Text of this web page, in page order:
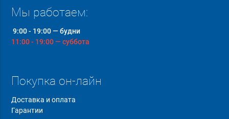
Мы работаем:
9:00 - 19:00 — будни
11:00 - 19:00 — суббота
Покупка он-лайн
Доставка и оплата
Гарантии